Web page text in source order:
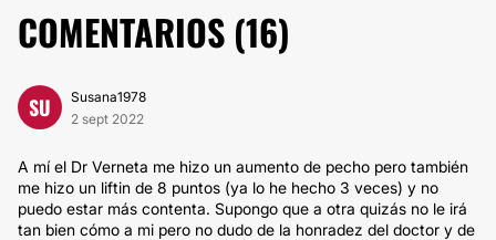
COMENTARIOS (16)
SU
Susana1978
2 sept 2022
A mí el Dr Verneta me hizo un aumento de pecho pero también
me hizo un liftin de 8 puntos (ya lo he hecho 3 veces) y no
puedo estar más contenta. Supongo que a otra quizás no le irá
tan bien cómo a mi pero no dudo de la honradez del doctor y de